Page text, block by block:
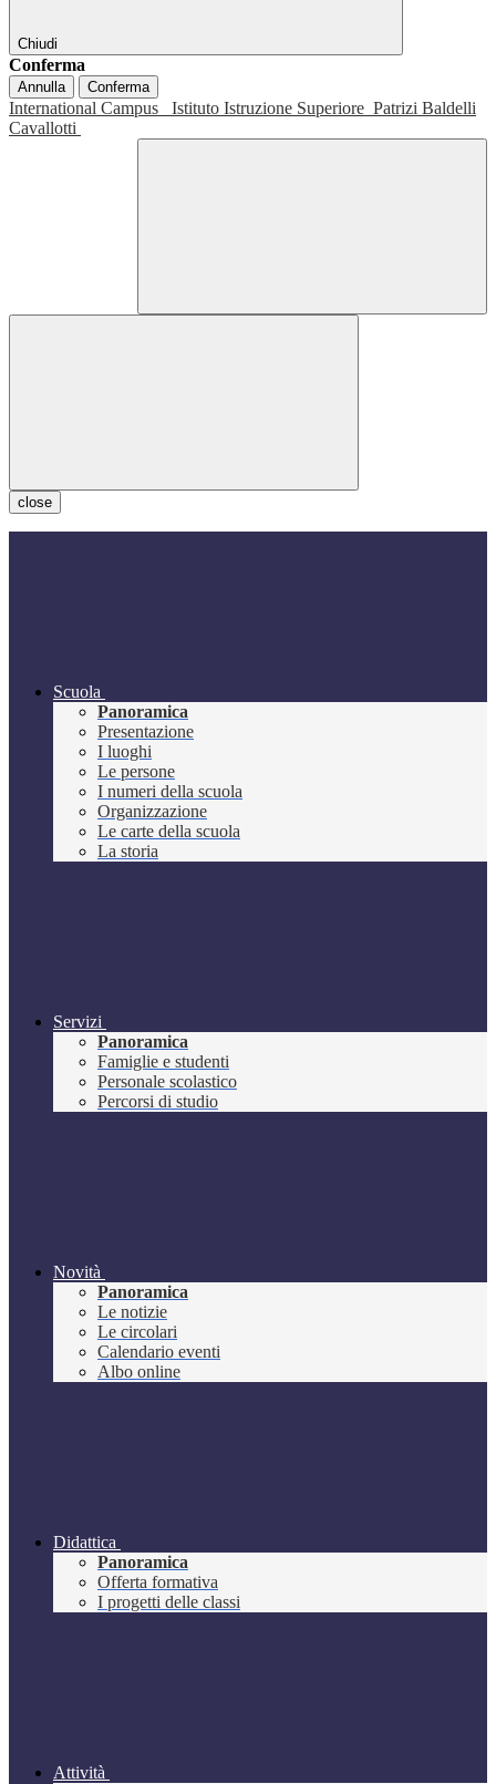
Chiudi
Conferma
Annulla Conferma
International Campus Istituto Istruzione Superiore Patrizi Baldelli
Cavallotti
close
Scuola
Panoramica
Presentazione
I luoghi
Le persone
I numeri della scuola
Organizzazione
Le carte della scuola
La storia
Servizi
Panoramica
Famiglie e studenti
Personale scolastico
Percorsi di studio
Novità
Panoramica
Le notizie
Le circolari
Calendario eventi
Albo online
Didattica
Panoramica
Offerta formativa
I progetti delle classi
Attività